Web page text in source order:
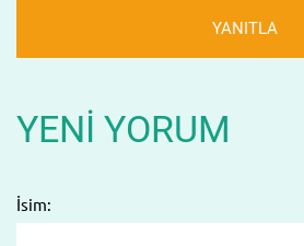
YANITLA
YENI YORUM
İsim: